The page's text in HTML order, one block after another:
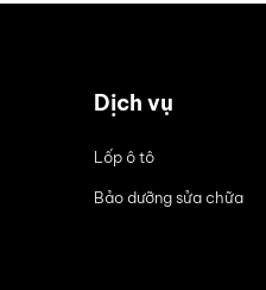
Dịch vụ
Lốp ô tô
Bảo dưỡng sửa chữa